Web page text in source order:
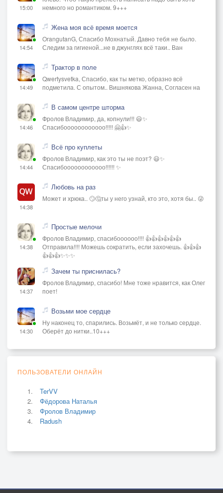
15:00
немного но романтиком. 9+++
14:54
Жена моя всё время моется
OrangutanG, Спасибо Мохнатый. Давно тебя не было.
Следим за гигиеной...не в джунглях всё таки.. Ван
14:49
Трактор в поле
Qwertysvetka, Спасибо, как ты метко, образно всё
подметила. С опытом.. Вишнякова Жанна, Согласен на
14:46
В самом центре шторма
Фролов Владимир, да, копнули!!! 😃✨
Спасибоооооооооооо!!!!! 🤗👍✨
14:44
Всё про куплеты
Фролов Владимир, как это ты не поэт? 😃✨
Спасибоооооооооооо!!!!!! ✨
14:38
Любовь на раз
Может и хрюка.. 🙄🤔ты у него узнай, кто это, хотя бы.. 😜
14:38
Простые мелочи
Фролов Владимир, спасибоооооо!!!! 👍👍👍👍👍👍
Отправила!!!! Можешь сократить, если захочешь. 👍👍👍
👍👍👍✨✨✨
14:37
Зачем ты приснилась?
Фролов Владимир, спасибо! Мне тоже нравится, как Олег
поет!
14:30
Возьми мое сердце
Ну наконец то, спарились. Возьмёт, и не только сердце.
Оберёт до нитки..10+++
ПОЛЬЗОВАТЕЛИ ОНЛАЙН
TerVV
Фёдорова Наталья
Фролов Владимир
Radush